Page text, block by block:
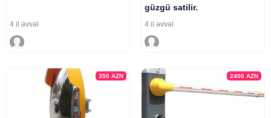
4 il əvvəl
güzgü satilir.
4 il əvvəl
350AZN 2400 AZN